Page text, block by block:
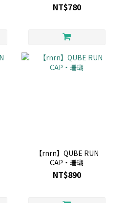
NT$780
【rnrn】QUBE RUN
CAP・珊瑚
NT$890